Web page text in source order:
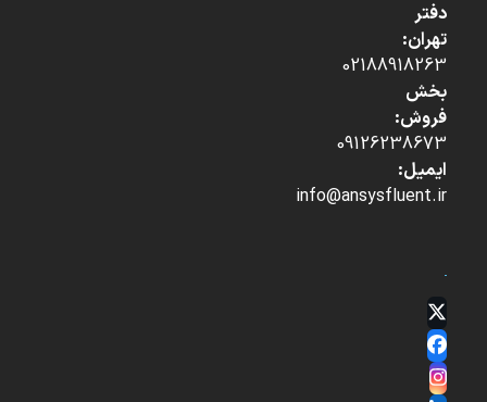
دفتر
تهران:
02188918263
بخش
فروش:
09126238673
ایمیل:
info@ansysfluent.ir
Twitter
(deprecated)
Facebook
Instagram